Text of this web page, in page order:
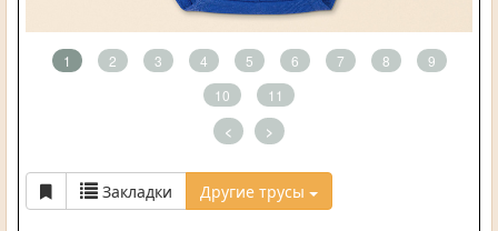
1 2 3 4 5 6 7 8
9
10
11
< >
Закладки Другие трусы